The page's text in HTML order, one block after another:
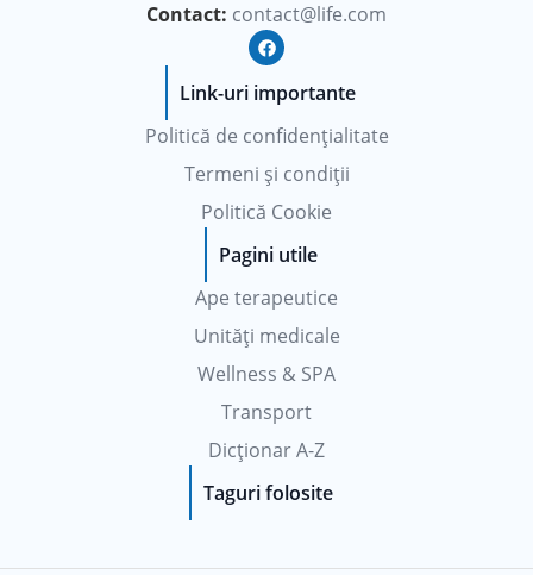
Contact: contact@life.com
F
a
c
e
o
o
Link-uri importante
Politică de confidențialitate
Termeni și condiții
Politică Cookie
Pagini utile
Ape terapeutice
Unități medicale
Wellness & SPA
Transport
Dicționar A-Z
Taguri folosite